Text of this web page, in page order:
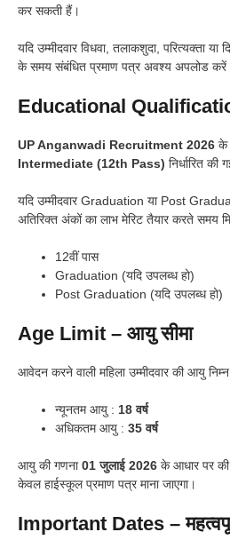
कर सकती हैं।
यदि उम्मीदवार विधवा, तलाकशुदा, परित्यक्ता
के समय संबंधित प्रमाण पत्र अवश्य अपलोड
Educational
UP Anganwadi Recruitment 2026 के
Intermediate (12th Pass) निर्धारित की
यदि उम्मीदवार Graduation या Post
अतिरिक्त अंकों का लाभ मेरिट तैयार करते समय
12वीं पास
Graduation (यदि उपलब्ध हो)
Post Graduation (यदि उपलब्ध हो)
Age Limit – आयु सीमा
आवेदन करने वाली महिला उम्मीदवार की आयु निम्न
न्यूनतम आयु : 18 वर्ष
अधिकतम आयु : 35 वर्ष
आयु की गणना01 जुलाई 2026 के आधार पर की
केवल हाईस्कूल प्रमाण पत्र माना जाएगा।
Important Dates –